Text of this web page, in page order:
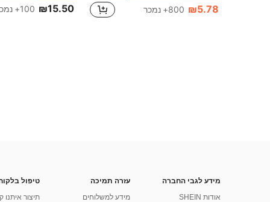
₪5.78 800+ נמכר ₪15.50 100+ נמכר
מידע לגבי החברה
אודות SHEIN
עזרה תמיכה
מידע למשלוחים
טיפול
תיצור איתנו